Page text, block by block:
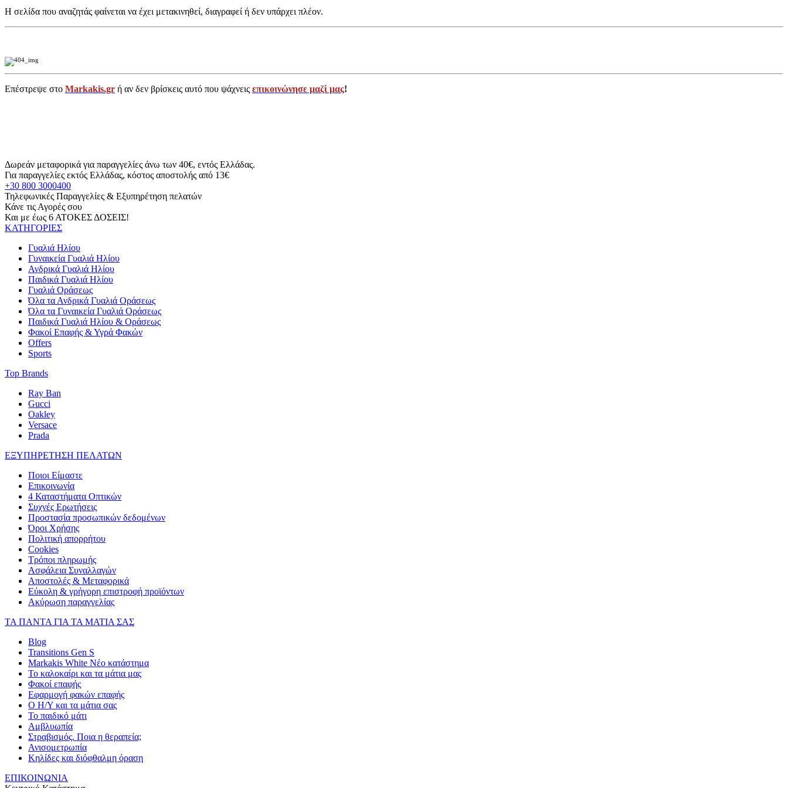
Η σελίδα που αναζητάς φαίνεται να έχει μετακινηθεί, διαγραφεί ή δεν υπάρχει πλέον.
Επέστρεψε στο Markakis.gr ή αν δεν βρίσκεις αυτό που ψάχνεις επικοινώνησε μαζί μας!
Δωρεάν μεταφορικά για παραγγελίες άνω των 40€, εντός Ελλάδας.
Για παραγγελίες εκτός Ελλάδας, κόστος αποστολής από 13€
+30 800 3000400
Τηλεφωνικές Παραγγελίες & Εξυπηρέτηση πελατών
Κάνε τις Αγορές σου
Και με έως 6 ΑΤΟΚΕΣ ΔΟΣΕΙΣ!
ΚΑΤΗΓΟΡΙΕΣ
Γυαλιά Ηλίου
Γυναικεία Γυαλιά Ηλίου
Ανδρικά Γυαλιά Ηλίου
Παιδικά Γυαλιά Ηλίου
Γυαλιά Οράσεως
Όλα τα Ανδρικά Γυαλιά Οράσεως
Όλα τα Γυναικεία Γυαλιά Οράσεως
Παιδικά Γυαλιά Ηλίου & Οράσεως
Φακοί Επαφής & Υγρά Φακών
Offers
Sports
Top Brands
Ray Ban
Gucci
Oakley
Versace
Prada
ΕΞΥΠΗΡΕΤΗΣΗ ΠΕΛΑΤΩΝ
Ποιοι Είμαστε
Επικοινωνία
4 Καταστήματα Οπτικών
Συχνές Ερωτήσεις
Προστασία προσωπικών δεδομένων
Όροι Χρήσης
Πολιτική απορρήτου
Cookies
Τρόποι πληρωμής
Ασφάλεια Συναλλαγών
Αποστολές & Μεταφορικά
Εύκολη & γρήγορη επιστροφή προϊόντων
Ακύρωση παραγγελίας
ΤΑ ΠΑΝΤΑ ΓΙΑ ΤΑ ΜΑΤΙΑ ΣΑΣ
Blog
Transitions Gen S
Markakis White Νέο κατάστημα
Το καλοκαίρι και τα μάτια μας
Φακοί επαφής
Εφαρμογή φακών επαφής
Ο Η/Υ και τα μάτια σας
Το παιδικό μάτι
Αμβλυωπία
Στραβισμός. Ποια η θεραπεία;
Ανισομετρωπία
Κηλίδες και διόφθαλμη όραση
ΕΠΙΚΟΙΝΩΝΙΑ